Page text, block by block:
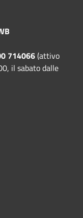
714066(attivo
il sabato dalle